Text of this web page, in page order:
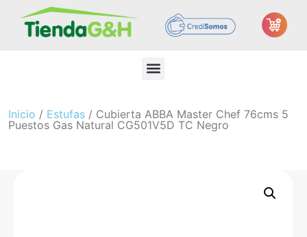
Inicio / Estufas / Cubierta ABBA Master Chef 76cms 5
Puestos Gas Natural CG501V5D TC Negro